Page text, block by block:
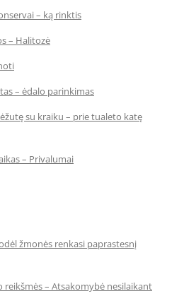
– ką rinktis
– Halitozė
– ėdalo parinkimas
su kraiku – prie tualeto katę
– Privalumai
žmonės renkasi paprastesnį
– Atsakomybė nesilaikant